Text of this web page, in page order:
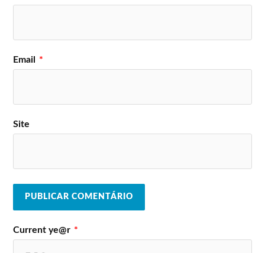
Email *
Site
Current ye@r *